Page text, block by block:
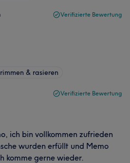
Verifizierte Bewertung
& rasieren
Verifizierte Bewertung
ich bin vollkommen zufrieden
wurden erfüllt und Memo
komme gerne wieder.